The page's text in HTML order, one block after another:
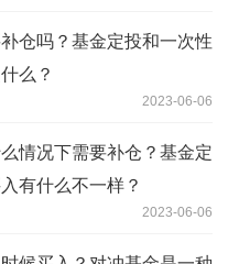
仓吗？基金定投和一次性
么？
2023-06-06
情况下需要补仓？基金定
有什么不一样？
2023-06-06